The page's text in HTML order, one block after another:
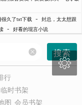
久了txt下载 - 封总，太太想跟
- 好看的现言小说
搜索
行
临时书架
图 会员书架
